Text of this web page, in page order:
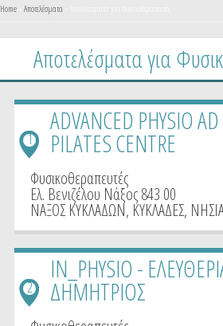
You are here
Home Αποτελέσματα
Αποτελέσματα για
ADVANCED PHYSIO
PILATES CENTRE
1
Φυσικοθεραπευτές
Ελ. Βενιζέλου Νάξος 843 00
ΝΑΞΟΣ ΚΥΚΛΑΔΩΝ, ΚΥΚΛΑΔΕΣ,
IN_PHYSIO -
ΔΗΜΗΤΡΙΟΣ
2